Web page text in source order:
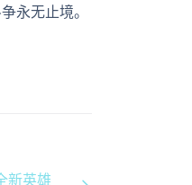
永无止境。
新英雄